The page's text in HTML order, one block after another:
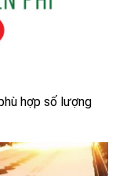
hợp số lượng